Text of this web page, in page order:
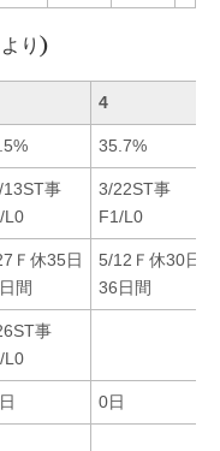
り)
4
35.7%
13ST事
L0
3/22ST事
F1/L0
Ｆ休35日
間
5/12Ｆ休30日
36日間
事
L0
0日